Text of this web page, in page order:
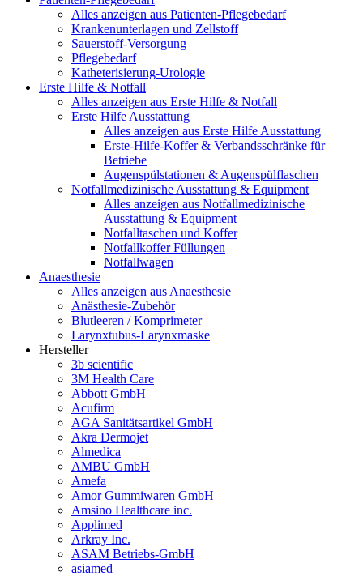
Alles anzeigen aus Patienten-Pflegebedarf
Krankenunterlagen und Zellstoff
Sauerstoff-Versorgung
Pflegebedarf
Katheterisierung-Urologie
Erste Hilfe & Notfall
Alles anzeigen aus Erste Hilfe & Notfall
Erste Hilfe Ausstattung
Alles anzeigen aus Erste Hilfe Ausstattung
Erste‑Hilfe‑Koffer & Verbandsschränke für
Betriebe
Augenspülstationen & Augenspülflaschen
Notfallmedizinische Ausstattung & Equipment
Alles anzeigen aus Notfallmedizinische
Ausstattung & Equipment
Notfalltaschen und Koffer
Notfallkoffer Füllungen
Notfallwagen
Anaesthesie
Alles anzeigen aus Anaesthesie
Anästhesie-Zubehör
Blutleeren / Komprimeter
Larynxtubus-Larynxmaske
Hersteller
3b scientific
3M Health Care
Abbott GmbH
Acufirm
AGA Sanitätsartikel GmbH
Akra Dermojet
Almedica
AMBU GmbH
Amefa
Amor Gummiwaren GmbH
Amsino Healthcare inc.
Applimed
Arkray Inc.
ASAM Betriebs-GmbH
asiamed